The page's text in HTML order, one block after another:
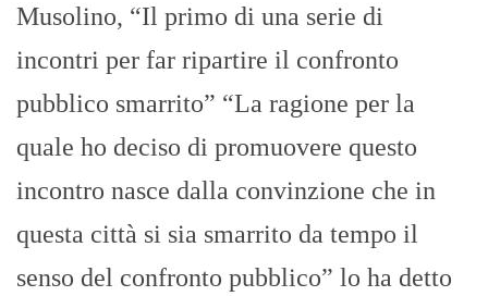
Musolino, “Il primo di una serie di
incontri per far ripartire il confronto
pubblico smarrito” “La ragione per la
quale ho deciso di promuovere questo
incontro nasce dalla convinzione che in
questa città si sia smarrito da tempo il
senso del confronto pubblico” lo ha detto